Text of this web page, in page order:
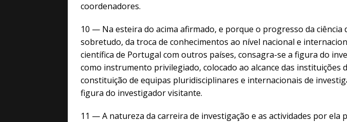
coordenadores.
10 — Na esteira do acima afirmado, e porque o progresso da ciência
sobretudo, da troca de conhecimentos ao nível nacional e
científica de Portugal com outros países, consagra-se a figura do
como instrumento privilegiado, colocado ao alcance das instituições
constituição de equipas pluridisciplinares e internacionais de
figura do investigador visitante.
11 — A natureza da carreira de investigação e as actividades por ela